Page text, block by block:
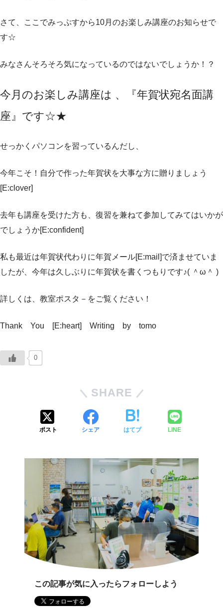
さて、ここでみっぷすから10月のお楽しみ講座のお知らせで
す☆
みなさんそろそろ気になっているのではないでしょうか！？
今月のお楽しみ講座は 、『年賀状宛名面講
座』です☆★
せっかくパソコンを習っているんだし、
今年こそ！自分で作った年賀状を大事な方に贈りましょう
[E:clover]
去年も講座を受けた方も、復習を兼ねて参加してみてはいかが
でしょうか[E:confident]
私も最近は年賀状代わりに年賀メール[E:mail]で済ませていま
したが、今年は久しぶりに年賀状を書くつもりです♪( ＾ω＾ )
詳しくは、教室ポスタ－をご覧ください！
Thank You [E:heart] Writing by tomo
0
SHARE
ポスト シェア はてブ LINE
この記事が気に入ったらフォローしよう